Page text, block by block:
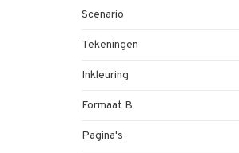
Scenario
Tekeningen
Inkleuring
Formaat B
Pagina's